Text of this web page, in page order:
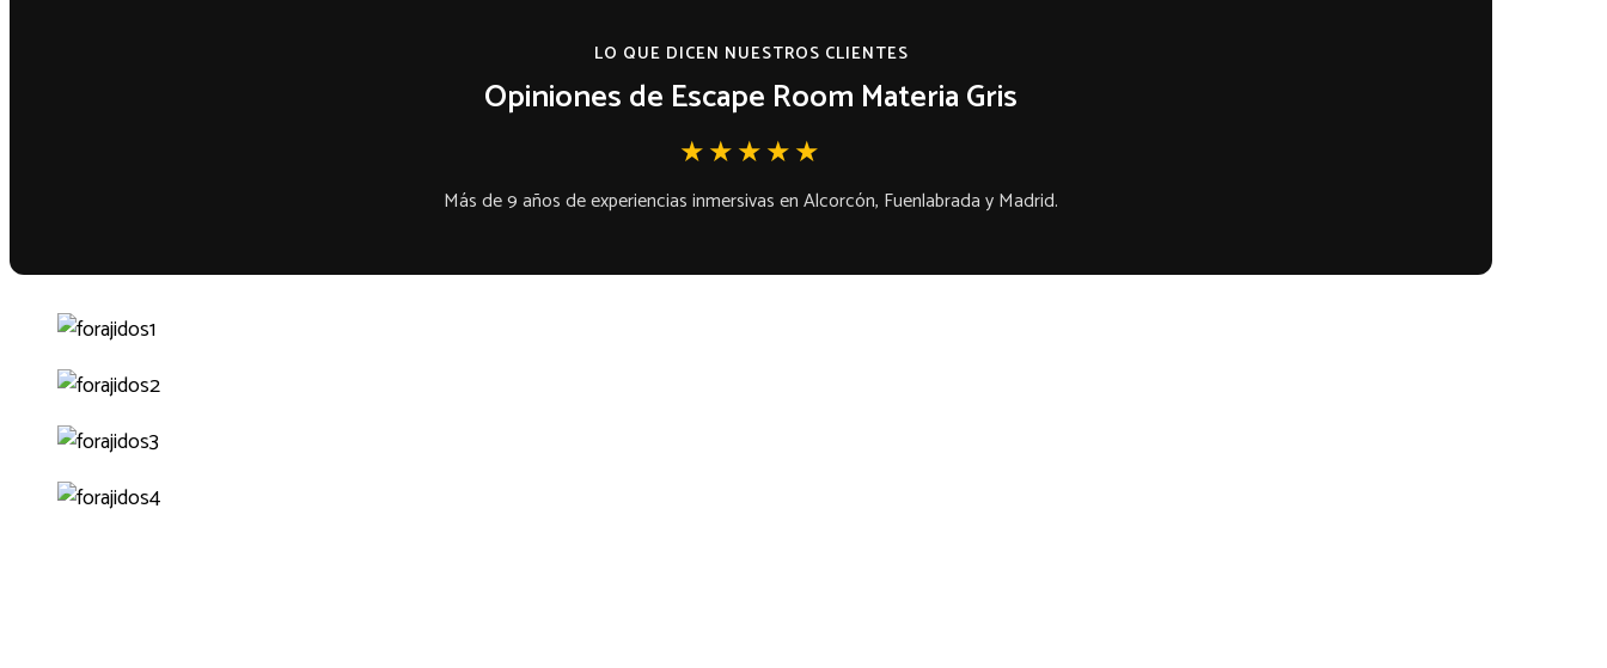
LO QUE DICEN NUESTROS CLIENTES
Opiniones de Escape Room Materia Gris
★★★★★
Más de 9 años de experiencias inmersivas en Alcorcón, Fuenlabrada y Madrid.